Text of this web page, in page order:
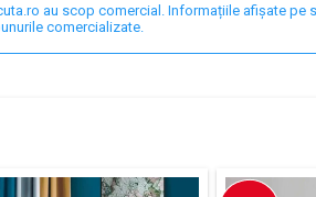
au scop comercial. Informațiile afișate
comercializate.